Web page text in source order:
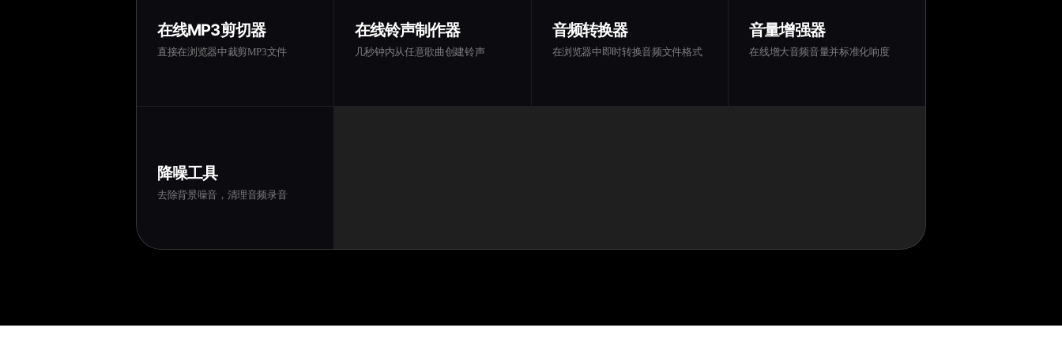
在线MP3剪切器
直接在浏览器中裁剪MP3文件
在线铃声制作器
几秒钟内从任意歌曲创建铃声
音频转换器
在浏览器中即时转换音频文件格式
音量增强器
在线增大音频音量并标准化响度
降噪工具
去除背景噪音，清理音频录音